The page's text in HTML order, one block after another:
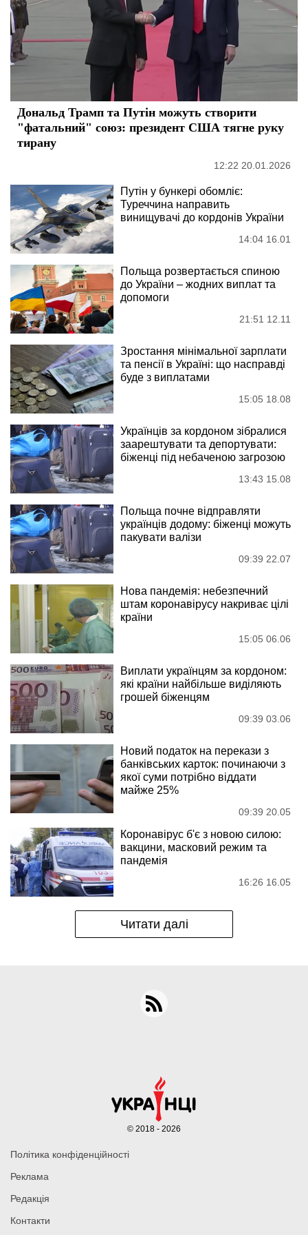
Дональд Трамп та Путін можуть створити
"фатальний" союз: президент США тягне руку
тирану
12:22 20.01.2026
Путін у бункері обомліє:
Туреччина направить
винищувачі до кордонів України
14:04 16.01
Польща розвертається спиною
до України – жодних виплат та
допомоги
21:51 12.11
Зростання мінімальної зарплати
та пенсії в Україні: що насправді
буде з виплатами
15:05 18.08
Українців за кордоном зібралися
заарештувати та депортувати:
біженці під небаченою загрозою
13:43 15.08
Польща почне відправляти
українців додому: біженці можуть
пакувати валізи
09:39 22.07
Нова пандемія: небезпечний
штам коронавірусу накриває цілі
країни
15:05 06.06
Виплати українцям за кордоном:
які країни найбільше виділяють
грошей біженцям
09:39 03.06
Новий податок на перекази з
банківських карток: починаючи з
якої суми потрібно віддати
майже 25%
09:39 20.05
Коронавірус б'є з новою силою:
вакцини, масковий режим та
пандемія
16:26 16.05
Читати далі
Політика конфіденційності
Реклама
Редакція
Контакти
© 2018 - 2026